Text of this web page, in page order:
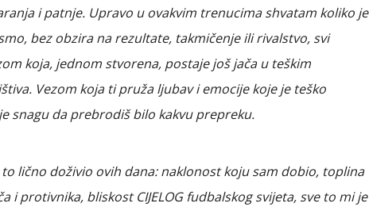
i patnje. Upravo u ovakvim trenucima shvatam koliko je
bez obzira na rezultate, takmičenje ili rivalstvo, svi
koja, jednom stvorena, postaje još jača u teškim
Vezom koja ti pruža ljubav i emocije koje je teško
snagu da prebrodiš bilo kakvu prepreku.
lično doživio ovih dana: naklonost koju sam dobio, toplina
i protivnika, bliskost CIJELOG fudbalskog svijeta, sve to mi je